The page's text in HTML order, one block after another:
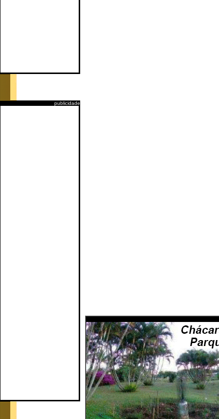
publicidade